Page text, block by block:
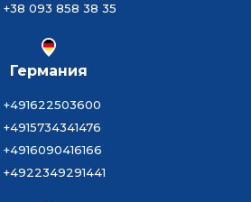
+38 093 858 38 35
Германия
+491622503600
+4915734341476
+4916090416166
+4922349291441